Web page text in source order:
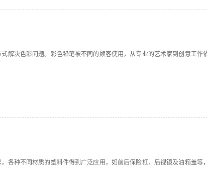
解决色彩问题。彩色铅笔被不同的顾客使用，从专业的艺术家到创意工作
各种不同材质的塑料件得到广泛应用，如前后保险杠、后视镜及油箱盖等